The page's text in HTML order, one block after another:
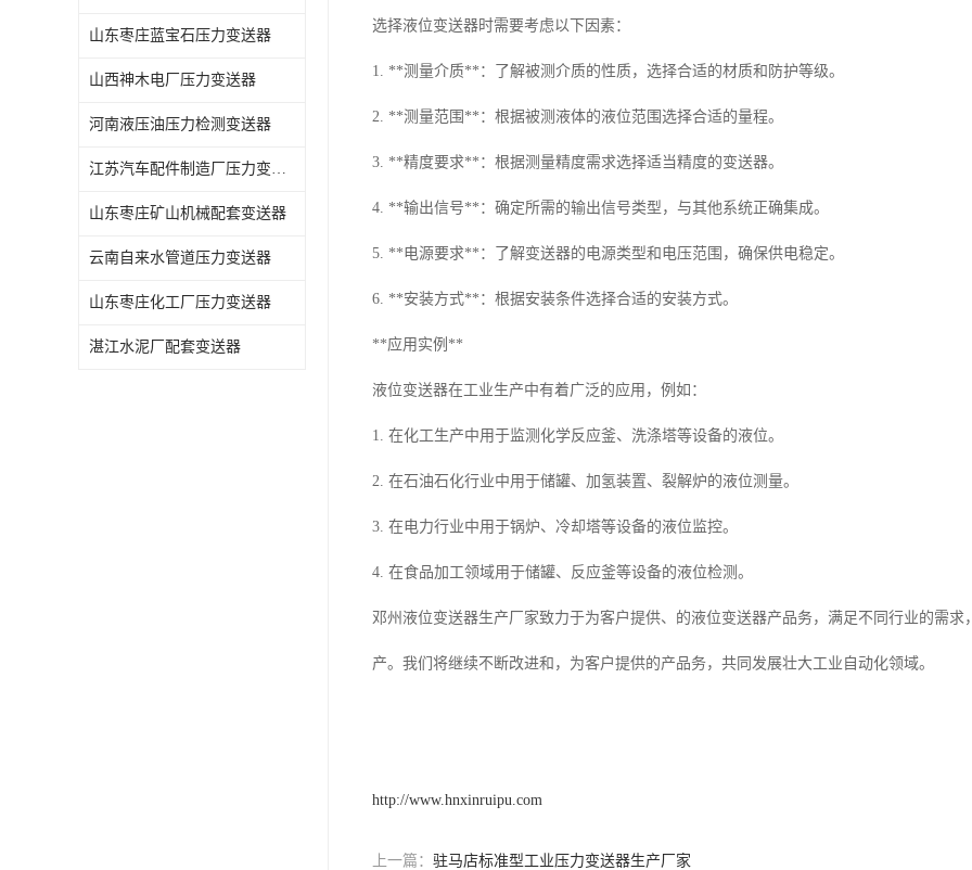
山东枣庄蓝宝石压力变送器
山西神木电厂压力变送器
河南液压油压力检测变送器
江苏汽车配件制造厂压力变送器
山东枣庄矿山机械配套变送器
云南自来水管道压力变送器
山东枣庄化工厂压力变送器
湛江水泥厂配套变送器
选择液位变送器时需要考虑以下因素：
1. **测量介质**：了解被测介质的性质，选择合适的材质和防护等级。
2. **测量范围**：根据被测液体的液位范围选择合适的量程。
3. **精度要求**：根据测量精度需求选择适当精度的变送器。
4. **输出信号**：确定所需的输出信号类型，与其他系统正确集成。
5. **电源要求**：了解变送器的电源类型和电压范围，确保供电稳定。
6. **安装方式**：根据安装条件选择合适的安装方式。
**应用实例**
液位变送器在工业生产中有着广泛的应用，例如：
1. 在化工生产中用于监测化学反应釜、洗涤塔等设备的液位。
2. 在石油石化行业中用于储罐、加氢装置、裂解炉的液位测量。
3. 在电力行业中用于锅炉、冷却塔等设备的液位监控。
4. 在食品加工领域用于储罐、反应釜等设备的液位检测。
邓州液位变送器生产厂家致力于为客户提供、的液位变送器产品务，满足不同行业的需
产。我们将继续不断改进和，为客户提供的产品务，共同发展壮大工业自动化领域。
http://www.hnxinruipu.com
上一篇： 驻马店标准型工业压力变送器生产厂家